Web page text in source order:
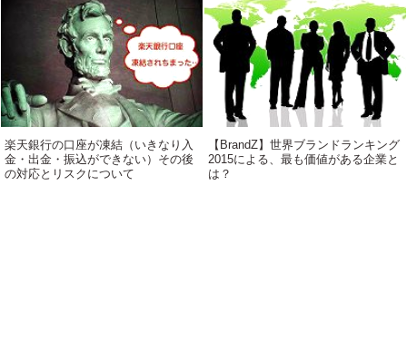
楽天銀行の口座が凍結（いきなり入
金・出金・振込ができない）その後
の対応とリスクについて
【BrandZ】世界ブランドランキング
2015による、最も価値がある企業と
は？